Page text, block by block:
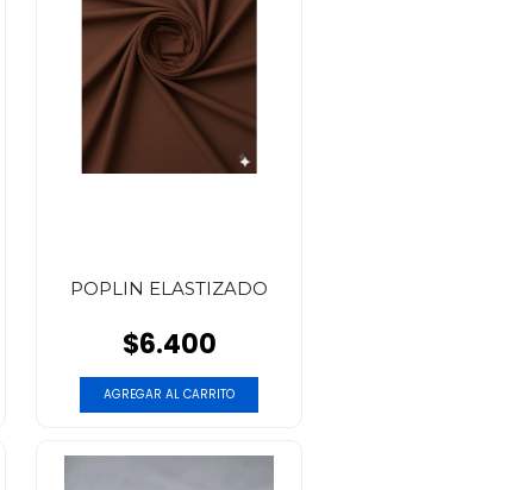
POPLIN ELASTIZADO
$6.400
AGREGAR AL CARRITO